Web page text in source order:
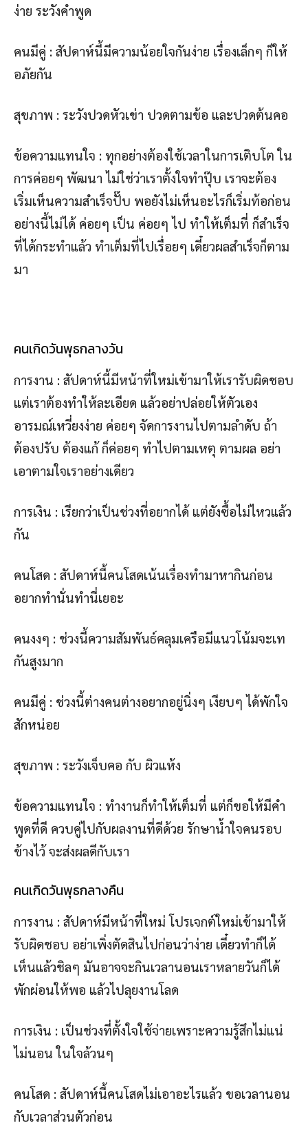
ง่าย ระวังคำพูด
คนมีคู่ : สัปดาห์นี้มีความน้อยใจกันง่าย เรื่องเล็กๆ ก็ให้
อภัยกัน
สุขภาพ : ระวังปวดหัวเข่า ปวดตามข้อ และปวดต้นคอ
ข้อความแทนใจ : ทุกอย่างต้องใช้เวลาในการเติบโต ใน
การค่อยๆ พัฒนา ไม่ใช่ว่าเราตั้งใจทำปุ๊บ เราจะต้อง
เริ่มเห็นความสำเร็จปั๊บ พอยังไม่เห็นอะไรก็เริ่มท้อก่อน
อย่างนี้ไม่ได้ ค่อยๆ เป็น ค่อยๆ ไป ทำให้เต็มที่ ก็สำเร็จ
ที่ได้กระทำแล้ว ทำเต็มที่ไปเรื่อยๆ เดี๋ยวผลสำเร็จก็ตาม
มา
คนเกิดวันพุธกลางวัน
การงาน : สัปดาห์นี้มีหน้าที่ใหม่เข้ามาให้เรารับผิดชอบ
แต่เราต้องทำให้ละเอียด แล้วอย่าปล่อยให้ตัวเอง
อารมณ์เหวี่ยงง่าย ค่อยๆ จัดการงานไปตามลำดับ ถ้า
ต้องปรับ ต้องแก้ ก็ค่อยๆ ทำไปตามเหตุ ตามผล อย่า
เอาตามใจเราอย่างเดียว
การเงิน : เรียกว่าเป็นช่วงที่อยากได้ แต่ยังซื้อไม่ไหวแล้ว
กัน
คนโสด : สัปดาห์นี้คนโสดเน้นเรื่องทำมาหากินก่อน
อยากทำนั่นทำนี่เยอะ
คนงงๆ : ช่วงนี้ความสัมพันธ์คลุมเครือมีแนวโน้มจะเท
กันสูงมาก
คนมีคู่ : ช่วงนี้ต่างคนต่างอยากอยู่นิ่งๆ เงียบๆ ได้พักใจ
สักหน่อย
สุขภาพ : ระวังเจ็บคอ กับ ผิวแห้ง
ข้อความแทนใจ : ทำงานก็ทำให้เต็มที่ แต่ก็ขอให้มีคำ
พูดที่ดี ควบคู่ไปกับผลงานที่ดีด้วย รักษาน้ำใจคนรอบ
ข้างไว้ จะส่งผลดีกับเรา
คนเกิดวันพุธกลางคืน
การงาน : สัปดาห์มีหน้าที่ใหม่ โปรเจกต์ใหม่เข้ามาให้
รับผิดชอบ อย่าเพิ่งตัดสินไปก่อนว่าง่าย เดี๋ยวทำก็ได้
เห็นแล้วชิลๆ มันอาจจะกินเวลานอนเราหลายวันก็ได้
พักผ่อนให้พอ แล้วไปลุยงานโลด
การเงิน : เป็นช่วงที่ตั้งใจใช้จ่ายเพราะความรู้สึกไม่แน่
ไม่นอน ในใจล้วนๆ
คนโสด : สัปดาห์นี้คนโสดไม่เอาอะไรแล้ว ขอเวลานอน
กับเวลาส่วนตัวก่อน